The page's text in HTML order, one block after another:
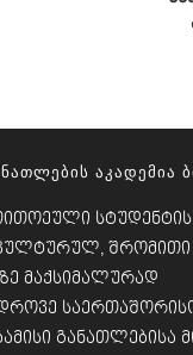
Აკადემია
სტუდენტის
შრომითი
მაქსიმალურად
განათლებისა